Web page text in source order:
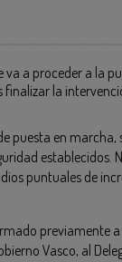
a proceder a la
finalizar la
puesta en marcha,
establecidos.
puntuales de
previamente
Vasco, al